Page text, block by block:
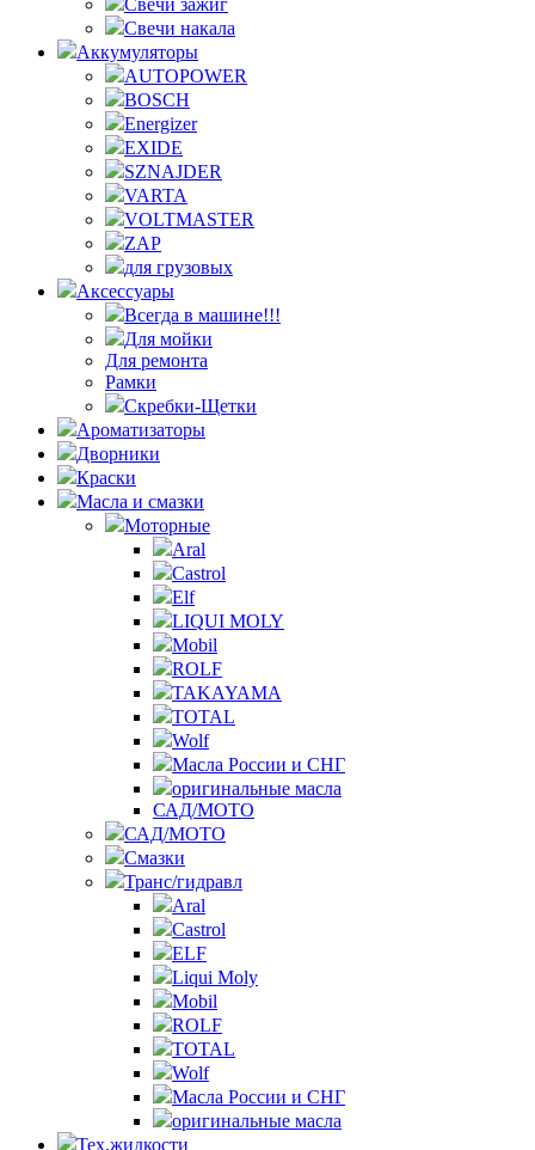
Свечи зажиг
Свечи накала
Аккумуляторы
AUTOPOWER
BOSCH
Energizer
EXIDE
SZNAJDER
VARTA
VOLTMASTER
ZAP
для грузовых
Аксессуары
Всегда в машине!!!
Для мойки
Для ремонта
Рамки
Скребки-Щетки
Ароматизаторы
Дворники
Краски
Масла и смазки
Моторные
Aral
Castrol
Elf
LIQUI MOLY
Mobil
ROLF
TAKAYAMA
TOTAL
Wolf
Масла России и СНГ
оригинальные масла
САД/МОТО
САД/МОТО
Смазки
Транс/гидравл
Aral
Castrol
ELF
Liqui Moly
Mobil
ROLF
TOTAL
Wolf
Масла России и СНГ
оригинальные масла
Тех.жидкости